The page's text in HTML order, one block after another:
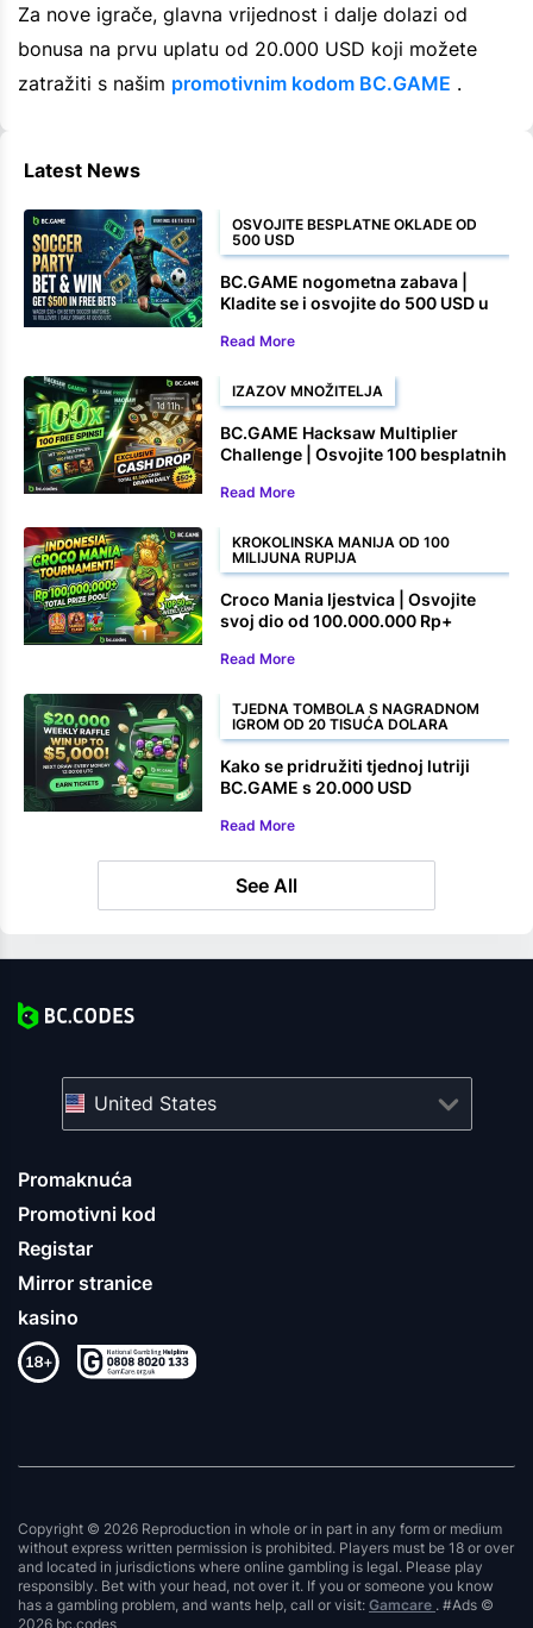
Za nove igrače, glavna vrijednost i dalje dolazi od
bonusa na prvu uplatu od 20.000 USD koji možete
zatražiti s našim promotivnim kodom BC.GAME .
Latest News
OSVOJITE BESPLATNE OKLADE OD
500 USD
BC.GAME nogometna zabava |
Kladite se i osvojite do 500 USD u
Read More
IZAZOV MNOŽITELJA
BC.GAME Hacksaw Multiplier
Challenge | Osvojite 100 besplatnih
Read More
KROKOLINSKA MANIJA OD 100
MILIJUNA RUPIJA
Croco Mania ljestvica | Osvojite
svoj dio od 100.000.000 Rp+
Read More
TJEDNA TOMBOLA S NAGRADNOM
IGROM OD 20 TISUĆA DOLARA
Kako se pridružiti tjednoj lutriji
BC.GAME s 20.000 USD
Read More
See All
Promaknuća
Promotivni kod
Registar
Mirror stranice
kasino
United States
Copyright © 2026 Reproduction in whole or in part in any form or medium
without express written permission is prohibited. Players must be 18 or over
and located in jurisdictions where online gambling is legal. Please play
responsibly. Bet with your head, not over it. If you or someone you know
has a gambling problem, and wants help, call or visit: Gamcare . #Ads ©
2026 bc.codes